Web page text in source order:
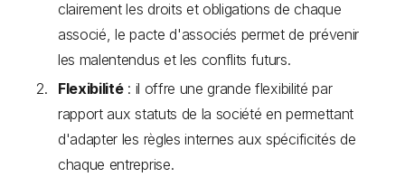
clairement les droits et obligations de chaque
associé, le pacte d'associés permet de prévenir
les malentendus et les conflits futurs.
Flexibilité: il offre une grande flexibilité par
rapport aux statuts de la société en permettant
d'adapter les règles internes aux spécificités de
chaque entreprise.